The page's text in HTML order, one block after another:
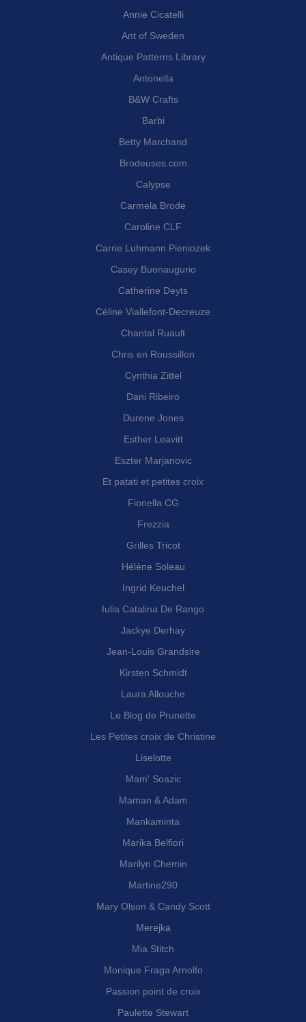
Annie Cicatelli
Ant of Sweden
Antique Patterns Library
Antonella
B&W Crafts
Barbi
Betty Marchand
Brodeuses.com
Calypse
Carmela Brode
Caroline CLF
Carrie Luhmann Pieniozek
Casey Buonaugurio
Catherine Deyts
Céline Viallefont-Decreuze
Chantal Ruault
Chris en Roussillon
Cynthia Zittel
Dani Ribeiro
Durene Jones
Esther Leavitt
Eszter Marjanovic
Et patati et petites croix
Fionella CG
Frezzia
Grilles Tricot
Hélène Soleau
Ingrid Keuchel
Iulia Catalina De Rango
Jackye Derhay
Jean-Louis Grandsire
Kirsten Schmidt
Laura Allouche
Le Blog de Prunette
Les Petites croix de Christine
Liselotte
Mam' Soazic
Maman & Adam
Mankaminta
Marika Belfiori
Marilyn Chemin
Martine290
Mary Olson & Candy Scott
Merejka
Mia Stitch
Monique Fraga Arnolfo
Passion point de croix
Paulette Stewart